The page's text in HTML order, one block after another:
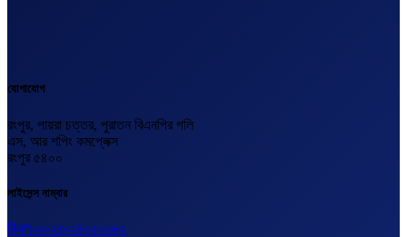
যোগাযোগ
রংপুর, পায়রা চত্তর, পুরাতন বিএনপির গলি
এস, আর শপিং কমপ্লেক্স
রংপুর ৫৪০০
লাইসেন্স নাম্বার
বিএল-২০২৩-২৪০০০১৬২